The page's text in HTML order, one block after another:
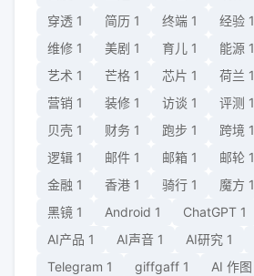
穿透 1 简历 1 终端 1 经验 1
维修 1 美剧 1 育儿 1 能源 1
艺术 1 芒格 1 芯片 1 荷兰 1
营销 1 装修 1 访谈 1 评测 1
贝壳 1 财务 1 跑步 1 跨境 1
逻辑 1 邮件 1 邮箱 1 邮轮 1
金融 1 香港 1 骑行 1 魔方 1
黑镜 1 Android 1 ChatGPT 1
AI产品 1 AI声音 1 AI研究 1
Telegram 1 giffgaff 1 AI 作图